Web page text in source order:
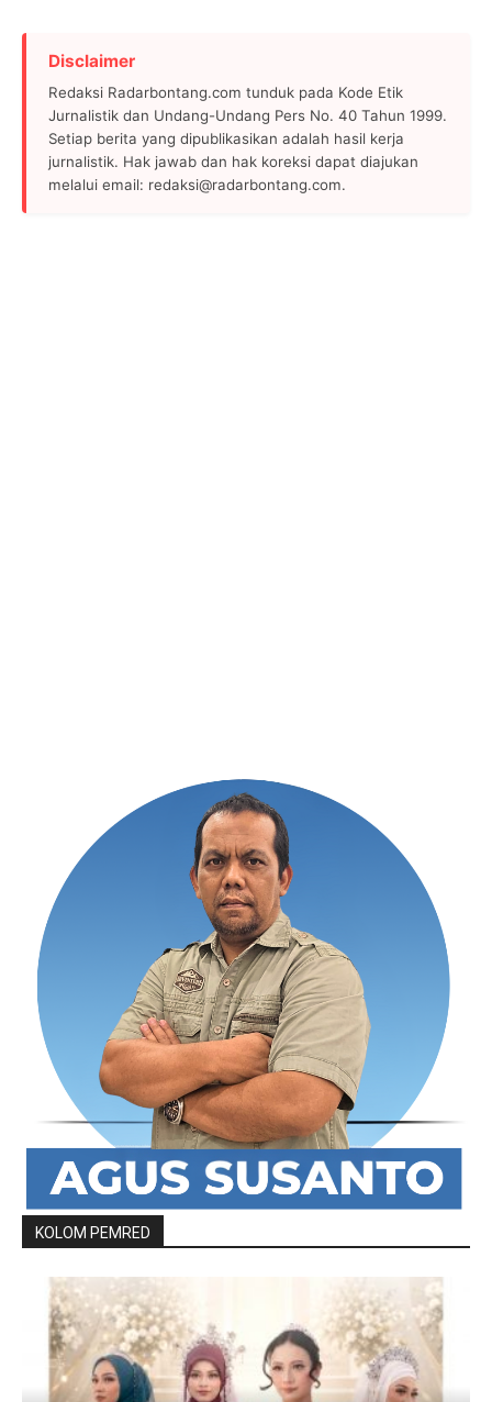
Disclaimer
Redaksi Radarbontang.com tunduk pada Kode Etik
Jurnalistik dan Undang-Undang Pers No. 40 Tahun 1999.
Setiap berita yang dipublikasikan adalah hasil kerja
jurnalistik. Hak jawab dan hak koreksi dapat diajukan
melalui email: redaksi@radarbontang.com.
KOLOM PEMRED